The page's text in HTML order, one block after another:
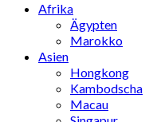
Afrika
Ägypten
Marokko
Asien
Hongkong
Kambodscha
Macau